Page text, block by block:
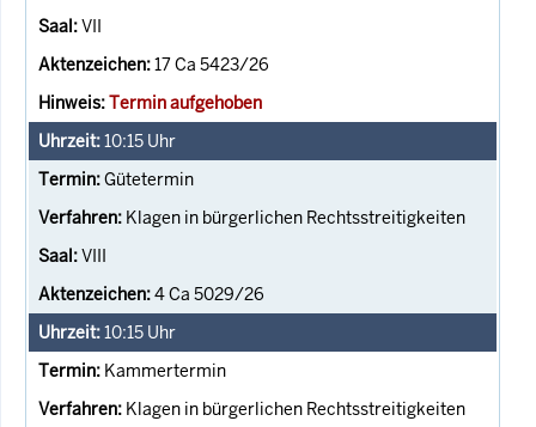
VII
17 Ca 5423/26
Termin aufgehoben
10:15 Uhr
Gütetermin
Klagen in bürgerlichen Rechtsstreitigkeiten
VIII
4 Ca 5029/26
10:15 Uhr
Kammertermin
Klagen in bürgerlichen Rechtsstreitigkeiten